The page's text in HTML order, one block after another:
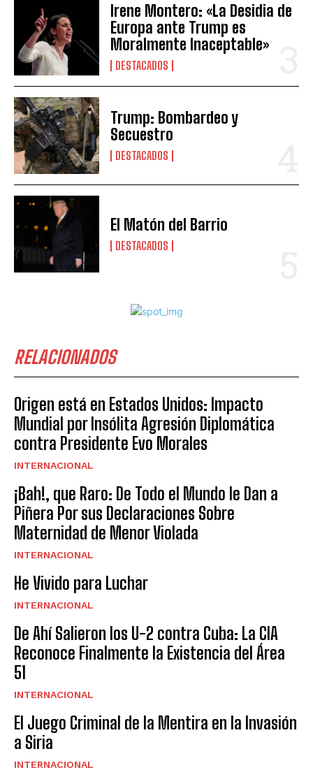
Irene Montero: «La Desidia de
Europa ante Trump es
Moralmente Inaceptable»
DESTACADOS
Trump: Bombardeo y
Secuestro
DESTACADOS
El Matón del Barrio
DESTACADOS
RELACIONADOS
Origen está en Estados Unidos: Impacto
Mundial por Insólita Agresión Diplomática
contra Presidente Evo Morales
INTERNACIONAL
¡Bah!, que Raro: De Todo el Mundo le Dan a
Piñera Por sus Declaraciones Sobre
Maternidad de Menor Violada
INTERNACIONAL
He Vivido para Luchar
INTERNACIONAL
De Ahí Salieron los U-2 contra Cuba: La CIA
Reconoce Finalmente la Existencia del Área
51
INTERNACIONAL
El Juego Criminal de la Mentira en la Invasión
a Siria
INTERNACIONAL